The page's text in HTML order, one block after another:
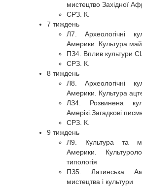
мистецтво Західної
СРЗ. К.
7 тиждень
Л7. Археологічні
Америки. Культура
ПЗ4. Вплив культури
СРЗ. К.
8 тиждень
Л8. Археологічні
Америки. Культура
ЛЗ4. Розвинена
Амерікі.Загадкові
СРЗ. К.
9 тиждень
Л9. Культура та
Америки.
типологія
ПЗ5. Латинська
мистецтва і культури